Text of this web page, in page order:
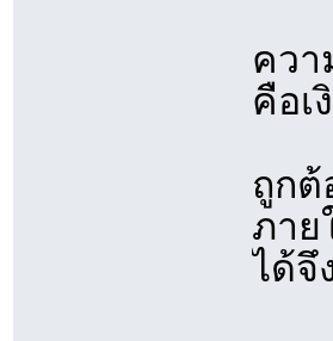
ควา
คือเ
ถูกต้
ภาย
ได้จึ